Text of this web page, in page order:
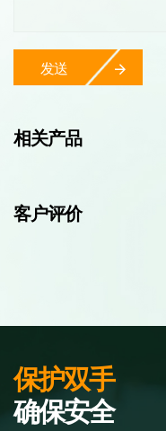
发送
相关产品
客户评价
保护双手
确保安全